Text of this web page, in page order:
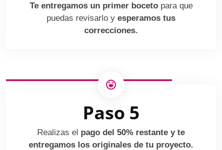
Te entregamos un primer bocetopara que
puedas revisarlo y esperamos tus
correcciones.
Paso 5
Realizas el pago del 50% restante y te
entregamos los originales de tu proyecto.